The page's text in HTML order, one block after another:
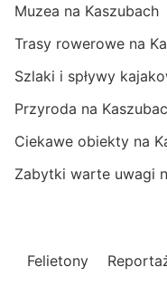
Muzea na Kaszubach
Trasy rowerowe na
Szlaki i spływy
Przyroda na
Ciekawe obiekty na
Zabytki warte uwagi
Felietony